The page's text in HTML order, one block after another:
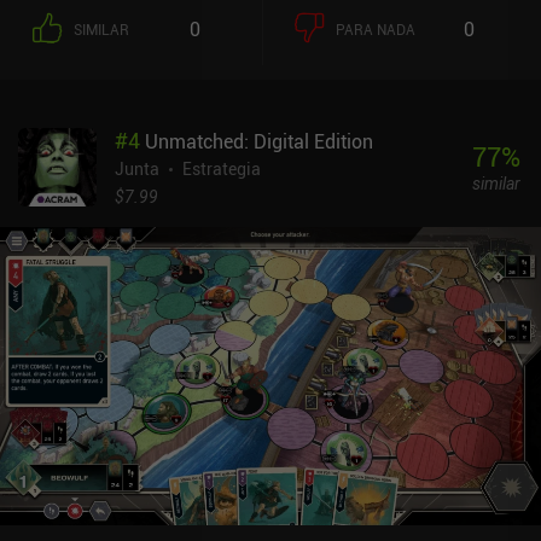
daño a nuestros héroes o engendrar esbirros que tienen su propio
conjunto de ataques.Lo que hace que el juego sea único es la gran
partida requiera una gran dedicación y un esfuerzo meticuloso, a
menudo con grandes pérdidas. Pero esto es precisamente lo que
hace que tengamos la sensación de que nos hemos ganado la
modo cooperativo en línea, el juego puede jugarse en solitario o en
modo multijugador local. Además de tener una pinta estupenda,
esta versión de la aplicación del juego hace un gran trabajo a la
hora de llevar la cuenta de todos los números, fichas, contadores,
modificadores y demás reglas complejas que abruman
rápidamente cuando se juega al juego físico.Sentinels of the
Multiverse es un juego premium de 6,99 $ con numerosos iAP que
amplían el juego base. Hay mucho que comprar si quieres
coleccionar todo lo que ofrece el juego, pero incluso la versión
base proporciona incontables horas de entretenimiento debido a
su alto nivel de aleatoriedad y gran rejugabilidad.
SIMILAR 0 PARA NADA 0
#4 Unmatched: Digital Edition
Junta
Estrategia
$7.99
77%
similar